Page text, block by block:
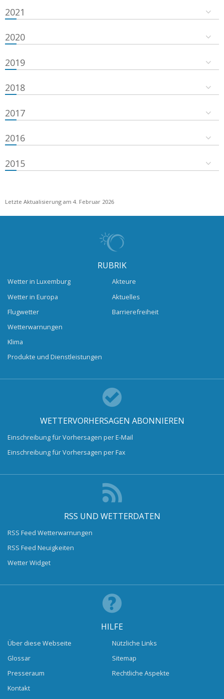
2021
2020
2019
2018
2017
2016
2015
Letzte Aktualisierung am 4. Februar 2026
RUBRIK
Wetter in Luxemburg
Wetter in Europa
Flugwetter
Wetterwarnungen
Klima
Produkte und Dienstleistungen
Akteure
Aktuelles
Barrierefreiheit
WETTERVORHERSAGEN ABONNIEREN
Einschreibung für Vorhersagen per E-Mail
Einschreibung für Vorhersagen per Fax
RSS UND WETTERDATEN
RSS Feed Wetterwarnungen
RSS Feed Neuigkeiten
Wetter Widget
HILFE
Über diese Webseite
Glossar
Presseraum
Kontakt
Nützliche Links
Sitemap
Rechtliche Aspekte